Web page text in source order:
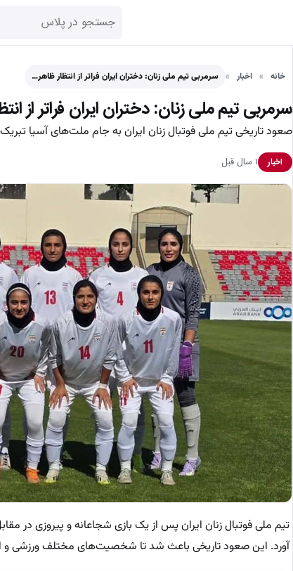
خانه اخبار سرمربی تیم ملی زنان: دختران ایران فراتر از انتظار ظاهر…
سرمربی تیم ملی زنان: دختران ایران فراتر از
صعود تاریخی تیم ملی فوتبال زنان ایران به جام ملت‌های آسیا
اخبار ۱ سال قبل
تیم ملی فوتبال زنان ایران پس از یک بازی شجاعانه و پیروزی در
آورد. این صعود تاریخی باعث شد تا شخصیت‌های مختلف ورزشی و